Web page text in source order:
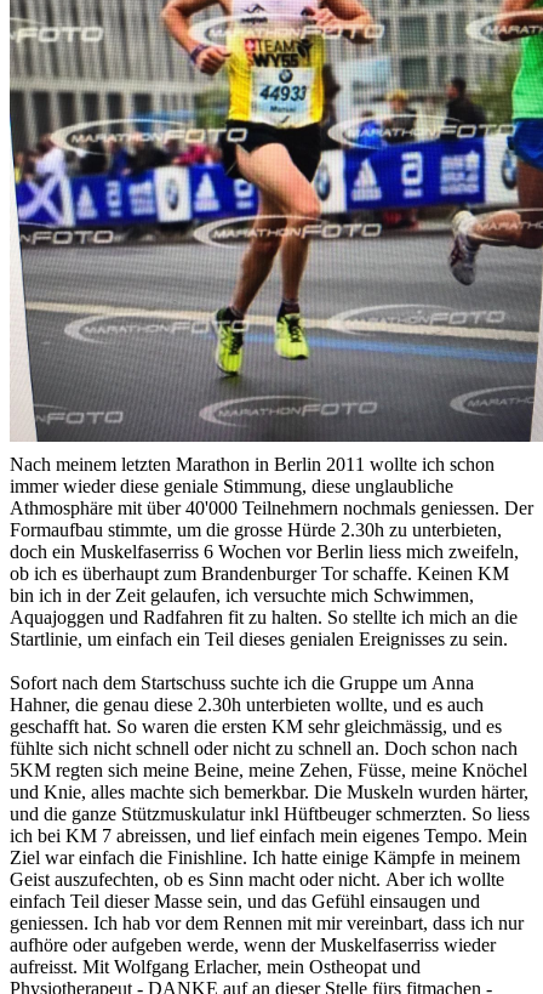
Nach meinem letzten Marathon in Berlin 2011 wollte ich schon
immer wieder diese geniale Stimmung, diese unglaubliche
Athmosphäre mit über 40'000 Teilnehmern nochmals geniessen. Der
Formaufbau stimmte, um die grosse Hürde 2.30h zu unterbieten,
doch ein Muskelfaserriss 6 Wochen vor Berlin liess mich zweifeln,
ob ich es überhaupt zum Brandenburger Tor schaffe. Keinen KM
bin ich in der Zeit gelaufen, ich versuchte mich Schwimmen,
Aquajoggen und Radfahren fit zu halten. So stellte ich mich an die
Startlinie, um einfach ein Teil dieses genialen Ereignisses zu sein.
Sofort nach dem Startschuss suchte ich die Gruppe um Anna
Hahner, die genau diese 2.30h unterbieten wollte, und es auch
geschafft hat. So waren die ersten KM sehr gleichmässig, und es
fühlte sich nicht schnell oder nicht zu schnell an. Doch schon nach
5KM regten sich meine Beine, meine Zehen, Füsse, meine Knöchel
und Knie, alles machte sich bemerkbar. Die Muskeln wurden härter,
und die ganze Stützmuskulatur inkl Hüftbeuger schmerzten. So liess
ich bei KM 7 abreissen, und lief einfach mein eigenes Tempo. Mein
Ziel war einfach die Finishline. Ich hatte einige Kämpfe in meinem
Geist auszufechten, ob es Sinn macht oder nicht. Aber ich wollte
einfach Teil dieser Masse sein, und das Gefühl einsaugen und
geniessen. Ich hab vor dem Rennen mit mir vereinbart, dass ich nur
aufhöre oder aufgeben werde, wenn der Muskelfaserriss wieder
aufreisst. Mit Wolfgang Erlacher, mein Ostheopat und
Physiotherapeut - DANKE auf an dieser Stelle fürs fitmachen -